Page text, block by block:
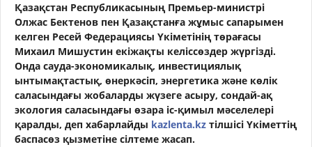
Қазақстан Республикасының Премьер-министрі
Олжас Бектенов пен Қазақстанға жұмыс сапарымен
келген Ресей Федерациясы Үкіметінің төрағасы
Михаил Мишустин екіжақты келіссөздер жүргізді.
Онда сауда-экономикалық, инвестициялық
ынтымақтастық, өнеркәсіп, энергетика және көлік
саласындағы жобаларды жүзеге асыру, сондай-ақ
экология саласындағы өзара іс-қимыл мәселелері
қаралды, деп хабарлайды kazlenta.kz тілшісі Үкіметтің
баспасөз қызметіне сілтеме жасап.